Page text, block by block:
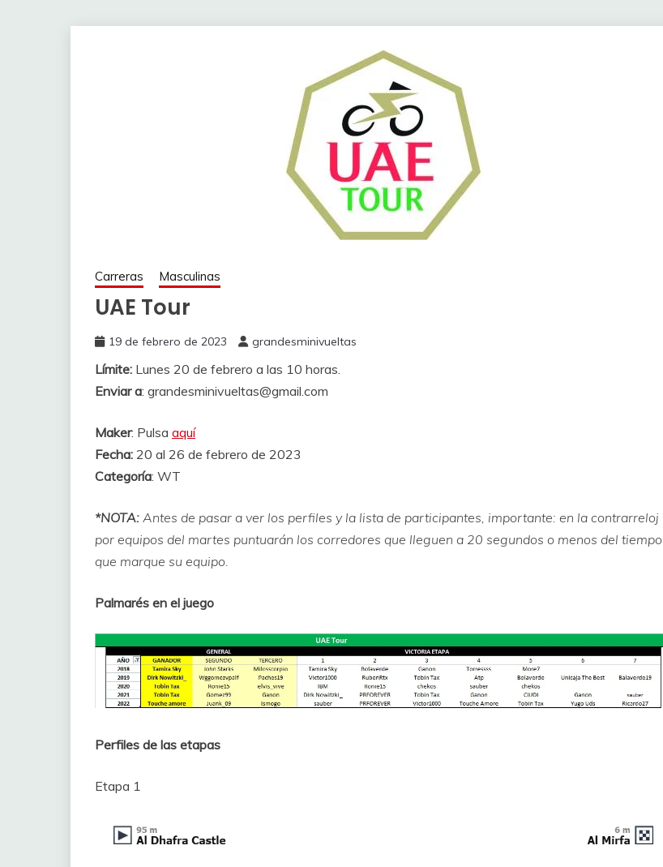
Carreras Masculinas
UAE Tour
19 de febrero de 2023 grandesminivueltas
Límite: Lunes 20 de febrero a las 10 horas.
Enviar a: grandesminivueltas@gmail.com
Maker: Pulsa aquí
Fecha: 20 al 26 de febrero de 2023
Categoría: WT
*NOTA: Antes de pasar a ver los perfiles y la lista de participantes, importante: en la contrarreloj
por equipos del martes puntuarán los corredores que lleguen a 20 segundos o menos del tiempo
que marque su equipo.
Palmarés en el juego
Perfiles de las etapas
Etapa 1